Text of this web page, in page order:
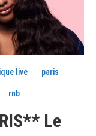
live paris
rnb
Le